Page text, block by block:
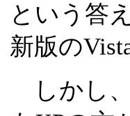
という答
新版の
しかし、